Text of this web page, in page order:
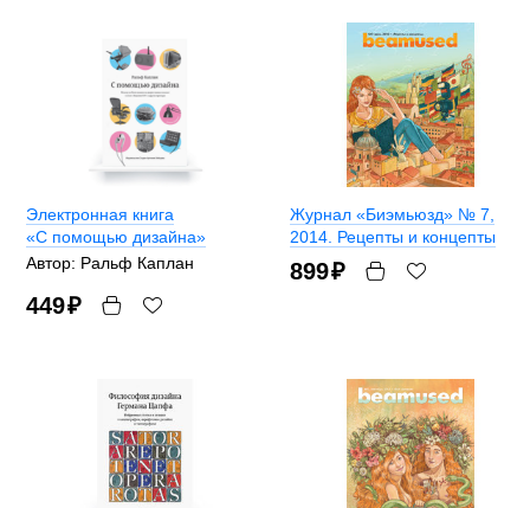
Электронная книга
«С помощью дизайна»
Автор: Ральф Каплан
449₽
Журнал «Биэмьюзд» № 7,
2014. Рецепты и концепты
899₽